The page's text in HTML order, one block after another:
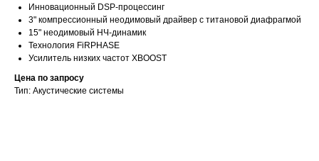
Инновационный DSP-процессинг
3" компрессионный неодимовый драйвер с титановой диафрагмой
15" неодимовый НЧ-динамик
Технология FiRPHASE
Усилитель низких частот XBOOST
Цена по запросу
Тип: Акустические системы